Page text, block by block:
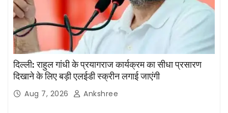
दिल्ली: राहुल गांधी के प्रयागराज कार्यक्रम का सीधा प्रसारण
दिखाने के लिए बड़ी एलईडी स्क्रीन लगाई जाएंगी
Aug 7, 2026 Ankshree